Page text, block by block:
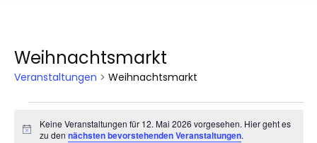
Weihnachtsmarkt
Veranstaltungen Weihnachtsmarkt
Hinweis
Keine Veranstaltungen für 12. Mai 2026 vorgesehen. Hier geht es
zu den nächsten bevorstehenden Veranstaltungen.